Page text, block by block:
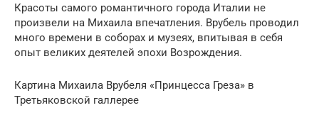
Красоты самого романтичного города Италии не
произвели на Михаила впечатления. Врубель проводил
много времени в соборах и музеях, впитывая в себя
опыт великих деятелей эпохи Возрождения.
Картина Михаила Врубеля «Принцесса Греза» в
Третьяковской галлерее